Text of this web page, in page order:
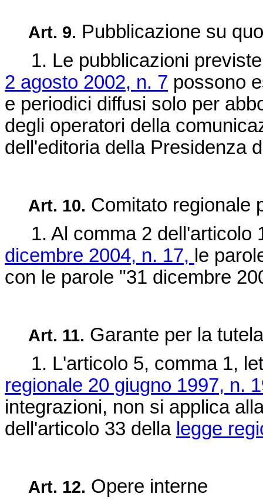
Art. 9. Pubblicazione su
1. Le pubblicazioni
2 agosto 2002, n. 7 possono
e periodici diffusi solo per
degli operatori della
dell'editoria della Presidenza
Art. 10. Comitato regionale
1. Al comma 2 dell'articolo
dicembre 2004, n. 17, le
con le parole "31 dicembre
Art. 11. Garante per la
1. L'articolo 5, comma 1,
regionale 20 giugno 1997, n.
integrazioni, non si applica
dell'articolo 33 della legge
Art. 12. Opere interne